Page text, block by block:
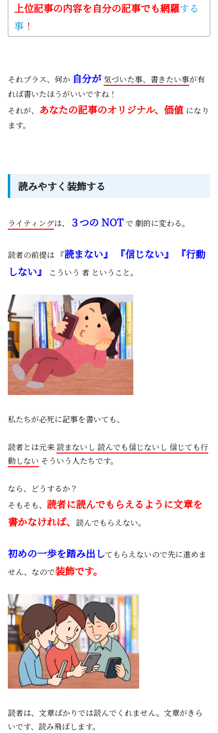
上位記事の内容を自分の記事でも網羅する
事 ！
それプラス、何か 自分が気づいた事、書きたい事が有
れば書いたほうがいいですね！
それが、
あなたの記事のオリジナル、価値 になり
ます。
読みやすく装飾する
ライティングは、 ３つの NOTで 劇的に変わる。
読者の前提は 『読まない』 『信じない』 『行動
しない』
こういう 者 ということ。
私たちが必死に記事を書いても、
読者とは元来 読まないし 読んでも信じないし 信じても行
動しない そういう人たちです。
なら、どうするか？
そもそも、 読者に読んでもらえるように文章を
書かなければ、
読んでもらえない。
初めの一歩を踏み出してもらえないので先に進めま
せん、なので装飾です。
読者は、文章ばかりでは読んでくれません。文章がきら
いです、読み飛ばします。